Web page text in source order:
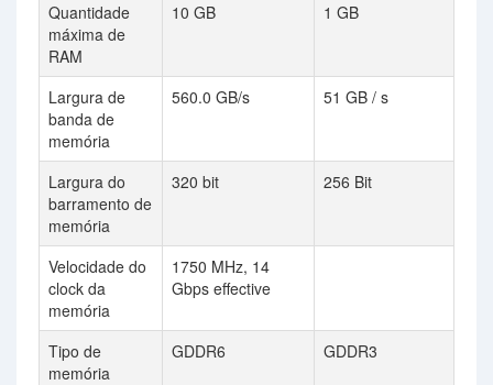
Quantidade
máxima de
RAM
10 GB 1 GB
Largura de
banda de
memória
560.0 GB/s 51 GB / s
Largura do
barramento de
memória
320 bit 256 Bit
Velocidade do
clock da
memória
1750 MHz, 14
Gbps effective
Tipo de
memória
GDDR6 GDDR3